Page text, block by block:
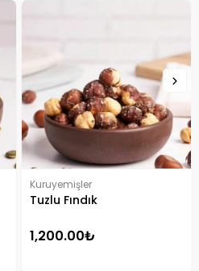
Kuruyemişler
Tuzlu Fındık
1,200.00₺